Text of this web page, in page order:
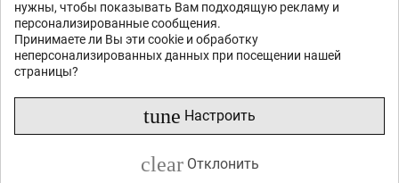
нужны, чтобы показывать Вам подходящую рекламу и
персонализированные сообщения.
Принимаете ли Вы эти cookie и обработку
неперсонализированных данных при посещении нашей
страницы?
tune Настроить
clear Отклонить